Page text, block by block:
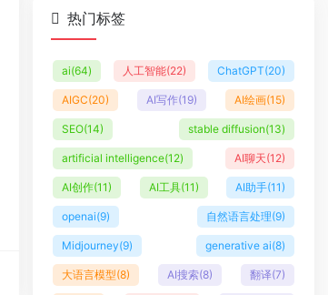
热门标签
ai(64) 人工智能(22) ChatGPT(20)
AIGC(20) AI写作(19) AI绘画(15)
SEO(14) stable diffusion(13)
artificial intelligence(12) AI聊天(12)
AI创作(11) AI工具(11) AI助手(11)
openai(9) 自然语言处理(9)
Midjourney(9) generative ai(8)
大语言模型(8) AI搜索(8) 翻译(7)